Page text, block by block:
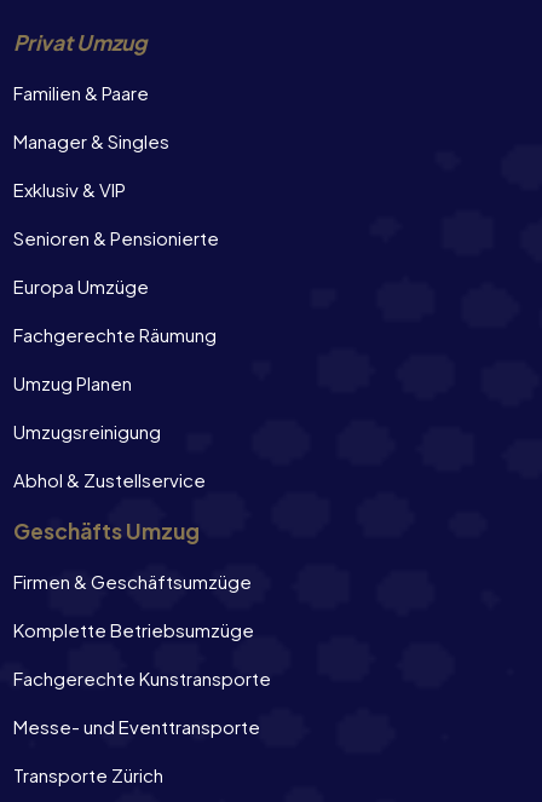
Privat Umzug
Familien & Paare
Manager & Singles
Exklusiv & VIP
Senioren & Pensionierte
Europa Umzüge
Fachgerechte Räumung
Umzug Planen
Umzugsreinigung
Abhol & Zustellservice
Geschäfts Umzug
Firmen & Geschäftsumzüge
Komplette Betriebsumzüge
Fachgerechte Kunstransporte
Messe- und Eventtransporte
Transporte Zürich